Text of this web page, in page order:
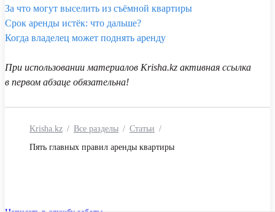
За что могут выселить из съёмной квартиры
Срок аренды истёк: что дальше?
Когда владелец может поднять аренду
При использовании материалов Krisha.kz активная ссылка
в первом абзаце обязательна!
Krisha.kz Все разделы
Статьи
Пять главных правил аренды квартиры